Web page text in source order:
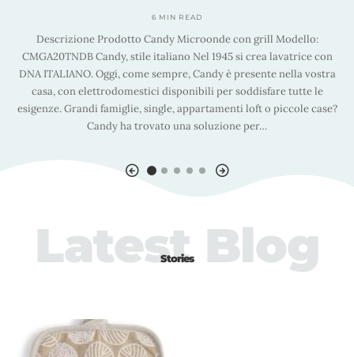
6 MIN READ
Descrizione Prodotto Candy Microonde con grill Modello:
CMGA20TNDB Candy, stile italiano Nel 1945 si crea lavatrice con
DNA ITALIANO. Oggi, come sempre, Candy è presente nella vostra
casa, con elettrodomestici disponibili per soddisfare tutte le
esigenze. Grandi famiglie, single, appartamenti loft o piccole case?
Candy ha trovato una soluzione per…
Stories
Latest Blog